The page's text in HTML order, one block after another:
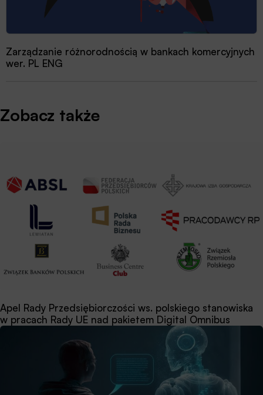
Zarządzanie różnorodnością w bankach komercyjnych
wer. PL ENG
Zobacz także
Apel Rady Przedsiębiorczości ws. polskiego stanowiska
w pracach Rady UE nad pakietem Digital Omnibus